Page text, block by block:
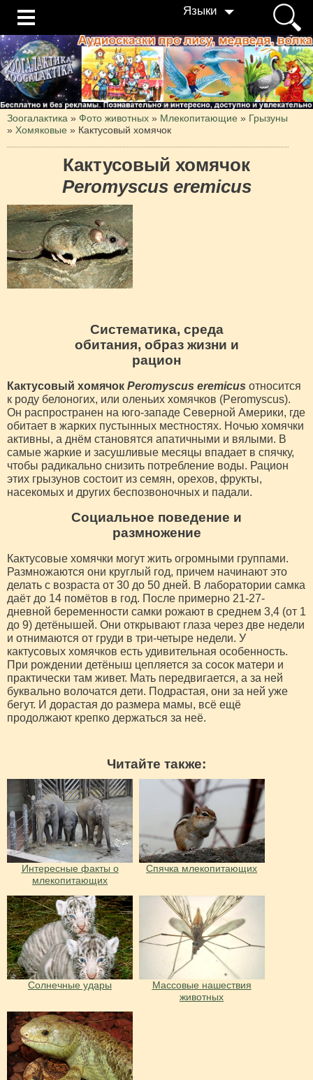
Языки
Зоогалактика » Фото животных » Млекопитающие » Грызуны
» Хомяковые » Кактусовый хомячок
Кактусовый хомячок
Peromyscus eremicus
Систематика, среда
обитания, образ жизни и
рацион
Кактусовый хомячок Peromyscus eremicus относится
к роду белоногих, или оленьих хомячков (Peromyscus).
Он распространен на юго-западе Северной Америки, где
обитает в жарких пустынных местностях. Ночью хомячки
активны, а днём становятся апатичными и вялыми. В
самые жаркие и засушливые месяцы впадает в спячку,
чтобы радикально снизить потребление воды. Рацион
этих грызунов состоит из семян, орехов, фрукты,
насекомых и других беспозвоночных и падали.
Социальное поведение и
размножение
Кактусовые хомячки могут жить огромными группами.
Размножаются они круглый год, причем начинают это
делать с возраста от 30 до 50 дней. В лаборатории самка
даёт до 14 помётов в год. После примерно 21-27-
дневной беременности самки рожают в среднем 3,4 (от 1
до 9) детёнышей. Они открывают глаза через две недели
и отнимаются от груди в три-четыре недели. У
кактусовых хомячков есть удивительная особенность.
При рождении детёныш цепляется за сосок матери и
практически там живет. Мать передвигается, а за ней
буквально волочатся дети. Подрастая, они за ней уже
бегут. И дорастая до размера мамы, всё ещё
продолжают крепко держаться за неё.
Читайте также:
Интересные факты о
млекопитающих
Спячка млекопитающих
Солнечные удары
Массовые нашествия
животных